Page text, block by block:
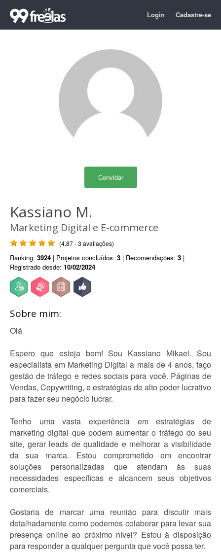
Login Cadastre-se
Convidar
Kassiano M.
Marketing Digital e E-commerce
(4.87 - 3 avaliações)
Ranking: 3924 | Projetos concluídos: 3 | Recomendações: 3 |
Registrado desde: 10/02/2024
Sobre mim:
Olá
Espero que esteja bem! Sou Kassiano Mikael. Sou
especialista em Marketing Digital a mais de 4 anos, faço
gestão de tráfego e redes sociais para você. Páginas de
Vendas, Copywriting, e estratégias de alto poder lucrativo
para fazer seu negócio lucrar.
Tenho uma vasta experiência em estratégias de
marketing digital que podem aumentar o tráfego do seu
site, gerar leads de qualidade e melhorar a visibilidade
da sua marca. Estou comprometido em encontrar
soluções personalizadas que atendam às suas
necessidades específicas e alcancem seus objetivos
comerciais.
Gostaria de marcar uma reunião para discutir mais
detalhadamente como podemos colaborar para levar sua
presença online ao próximo nível? Estou à disposição
para responder a qualquer pergunta que você possa ter.